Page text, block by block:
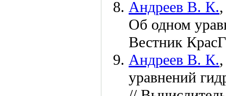
Андреев В. К.
Об одном
Вестник
Андреев В. К.
уравнений